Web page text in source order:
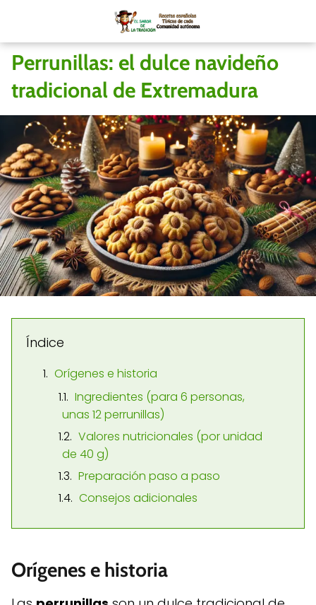
Perrunillas: el dulce navideño
tradicional de Extremadura
Índice
Orígenes e historia
Ingredientes (para 6 personas,
unas 12 perrunillas)
Valores nutricionales (por unidad
de 40 g)
Preparación paso a paso
Consejos adicionales
Orígenes e historia